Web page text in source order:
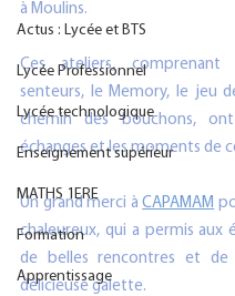
Actus : Lycée et BTS
Lycée Professionnel
Lycée technologique
Enseignement supérieur
MATHS 1ERE
Formation
Apprentissage
à Moulins.
Ces ateliers,
senteurs, le Memory, le jeu
chemin des bouchons,
échanges et les moments de
Un grand merci à CAPAMAM
chaleureux, qui a permis aux
de belles rencontres et de
délicieuse galette.